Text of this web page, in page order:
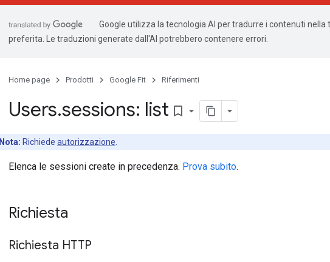
Google utilizza la tecnologia AI per tradurre i contenuti nella
preferita. Le traduzioni generate dall'AI potrebbero contenere errori.
Home page Prodotti Google Fit Riferimenti
Users.sessions: list bookmark_border
Nota: Richiede autorizzazione
Elenca le sessioni create in precedenza. Prova subito.
Richiesta
Richiesta HTTP